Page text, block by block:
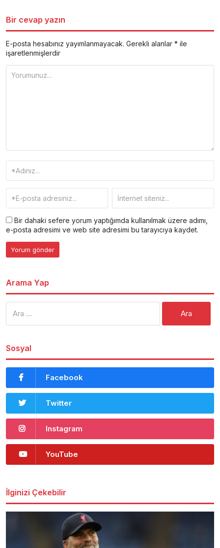
Bir cevap yazın
E-posta hesabınız yayımlanmayacak. Gerekli alanlar * ile
işaretlenmişlerdir
Bir dahaki sefere yorum yaptığımda kullanılmak üzere adımı,
e-posta adresimi ve web site adresimi bu tarayıcıya kaydet.
Arama Yap
Sosyal
Facebook
Twitter
Instagram
YouTube
İlginizi Çekebilir